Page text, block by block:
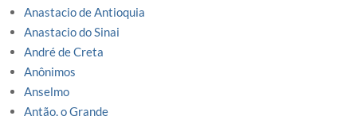
Anastacio de Antioquia
Anastacio do Sinai
André de Creta
Anônimos
Anselmo
Antão, o Grande